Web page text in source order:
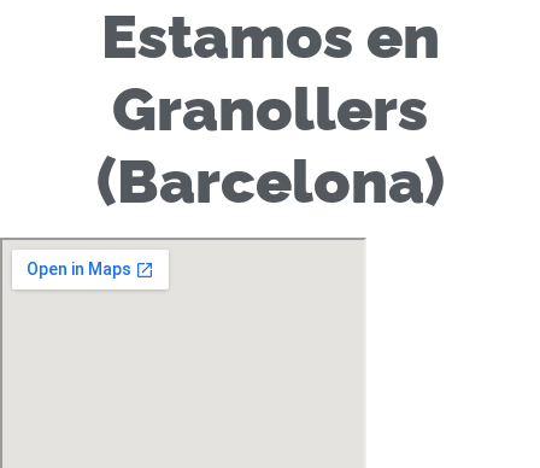
Estamos en
Granollers
(Barcelona)